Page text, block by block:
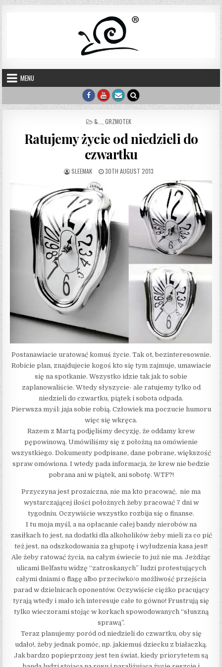
Skip to content
MENU
POSTED IN
&... GRZMOTEK
Ratujemy życie od niedzieli do
czwartku
AUTHOR:
SLEEMAK PUBLISHED DATE:
30TH AUGUST 2013
Postanawiacie uratować komuś życie. Tak ot, bezinteresownie.
Robicie plan, znajdujecie kogoś kto się tym zajmuje, umawiacie
się na spotkanie. Wszystko idzie tak jak to sobie
zaplanowaliście. Wtedy słyszycie- ale ratujemy tylko od
niedzieli do czwartku, piątek i sobota odpada.
Pierwsza myśl: jaja sobie robią. Człowiek ma poczucie humoru
więc się wkręca.
Razem z Martą podjęliśmy decyzję, że oddamy krew
pępowinową. Umówiliśmy się z położną na omówienie
wszystkiego. Dokumenty podpisane, dane pobrane, większość
spraw omówiona. I wtedy pada informacja, że krew nie bedzie
pobrana ani w piątek, ani sobotę. WTF?!
Przyczyna jest prozaiczna, nie ma kto pracować, nie ma
wystarczającej ilości położnych żeby pracować 7 dni w
tygodniu. Oczywiście wszystko rozbija się o finanse.
I tu moja myśl, a na opłacanie całej bandy nierobów na
zasiłkach to jest, na dodatki dla alkoholików żeby mieli za co pić
też jest, na odszkodowania za głupotę i wyłudzenia kasa jest!
Ale żeby ratować życia, na całym świecie to już nie ma. Jeżdżąc
ulicami Belfastu widzę “zatroskanych” ludzi protestujących
całymi dniami o flagę albo przeciwko/o możliwość przejścia
parad w dzielnicach oponentów. Oczywiście ciężko pracujący
tyrają wtedy i mało ich interesuje całe to gówno! Frustrują się
tylko wieczorami stojąc w korkach spowodowanych “słuszną
sprawą”.
Teraz planujemy poród od niedzieli do czwartku, oby się
udało!, żeby jednak pomóc, np. jakiemuś dziecku z białaczką.
Jak bardzo popieprzony jest ten świat, kiedy priorytetem są